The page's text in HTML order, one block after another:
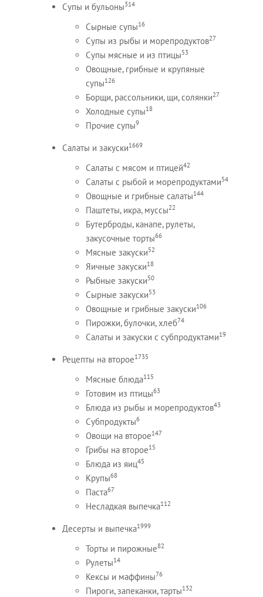
Супы и бульоны314
Сырные супы16
Супы из рыбы и морепродуктов27
Супы мясные и из птицы53
Овощные, грибные и крупяные
супы126
Борщи, рассольники, щи, солянки27
Холодные супы18
Прочие супы9
Салаты и закуски1669
Салаты с мясом и птицей42
Салаты с рыбой и морепродуктами54
Овощные и грибные салаты144
Паштеты, икра, муссы22
Бутерброды, канапе, рулеты,
закусочные торты66
Мясные закуски52
Яичные закуски18
Рыбные закуски50
Сырные закуски53
Овощные и грибные закуски106
Пирожки, булочки, хлеб74
Салаты и закуски с субпродуктами19
Рецепты на второе1735
Мясные блюда115
Готовим из птицы63
Блюда из рыбы и морепродуктов43
Субпродукты6
Овощи на второе147
Грибы на второе15
Блюда из яиц45
Крупы68
Паста67
Несладкая выпечка112
Десерты и выпечка1999
Торты и пирожные82
Рулеты14
Кексы и маффины76
Пироги, запеканки, тарты132